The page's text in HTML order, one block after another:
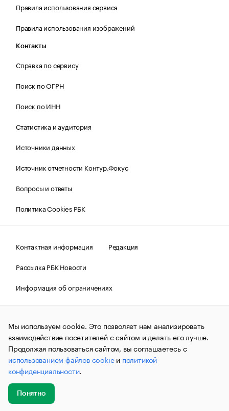
Правила использования сервиса
Правила использования изображений
Контакты
Справка по сервису
Поиск по ОГРН
Поиск по ИНН
Статистика и аудитория
Источники данных
Источник отчетности Контур.Фокус
Вопросы и ответы
Политика Cookies РБК
Контактная информация
Редакция
Рассылка РБК Новости
Информация об ограничениях
Правовая информация
О соблюдении авторских прав
© АО «РОСБИЗНЕСКОНСАЛТИНГ»,1995–2026.Сообщения
и материалы информационного агентства «РБК»
(зарегистрировано Федеральной службой по надзору в сфере
связи, информационных технологий и массовых
коммуникаций (Роскомнадзор) 09.12.2015 за номером ИА
№ФС77-63848) сопровождаются пометкой «РБК». Отдельные
публикации могут содержать информацию,
не предназначенную для пользователей
до 18 лет.
Мы используем cookie. Это позволяет нам анализировать
взаимодействие посетителей с сайтом и делать его лучше.
Продолжая пользоваться сайтом, вы соглашаетесь с
использованием файлов cookieи политикой
конфиденциальности.
Понятно